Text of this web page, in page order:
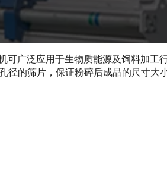
广泛应用于生物质能源及饲料加
的筛片，保证粉碎后成品的尺寸大小